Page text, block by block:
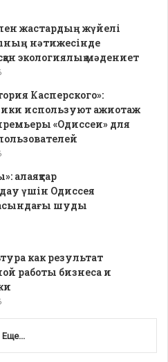
жастардың жүйелі
нәтижесінде
экологиялық мәдениет
Касперского»:
используют ажиотаж
«Одиссеи» для
алаяқтар
үшін Одиссея
шуды
как результат
работы бизнеса и
Еще...